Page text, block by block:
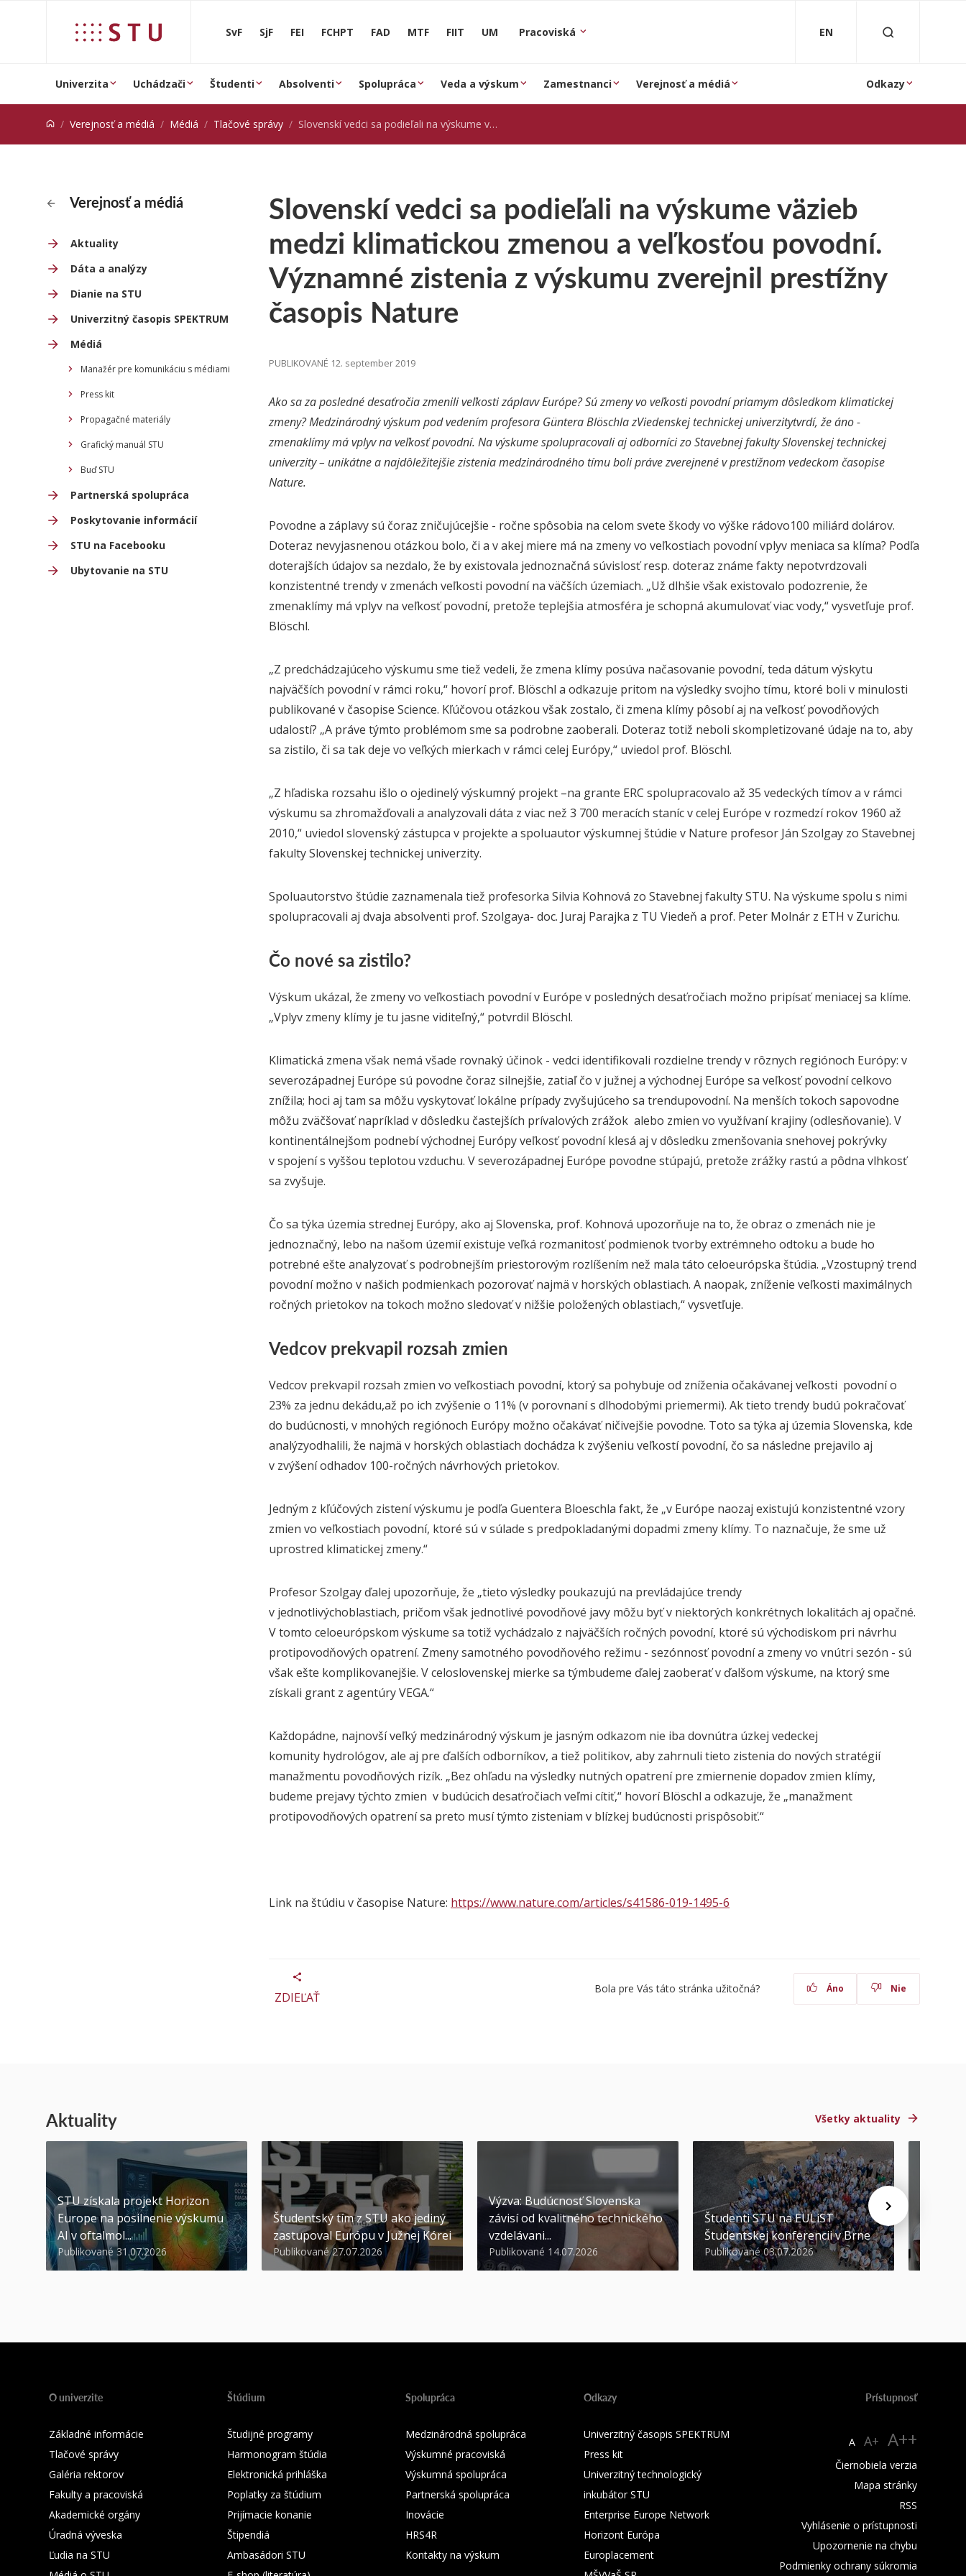
SvF SjF FEI FCHPT FAD MTF FIIT UM Pracoviská EN
Univerzita Uchádzači Študenti Absolventi Spolupráca Veda a výskum Zamestnanci Verejnosť a médiá Odkazy
Verejnosť a médiá Médiá Tlačové správy Slovenskí vedci sa podieľali na výskume väzieb medzi klimatickou zmenou a veľkosťou povodní. Významné zistenia z výskumu zverejnil prestížny časopis Nature
Verejnosť a médiá
Aktuality
Dáta a analýzy
Dianie na STU
Univerzitný časopis SPEKTRUM
Médiá
Manažér pre komunikáciu s médiami
Press kit
Propagačné materiály
Grafický manuál STU
Buď STU
Partnerská spolupráca
Poskytovanie informácií
STU na Facebooku
Ubytovanie na STU
Slovenskí vedci sa podieľali na výskume väzieb
medzi klimatickou zmenou a veľkosťou povodní.
Významné zistenia z výskumu zverejnil prestížny
časopis Nature
PUBLIKOVANÉ 12. september 2019
Ako saza posledné desaťročia zmenili veľkosti záplavv Európe?Sú zmeny vo veľkosti povodní priamym dôsledkom klimatickej
zmeny? Medzinárodný výskum pod vedením profesora Güntera Blöschla zViedenskej technickej univerzitytvrdí, že áno -
zmenaklímy má vplyv na veľkosť povodní. Na výskume spolupracovali aj odborníci zo Stavebnej fakulty Slovenskej technickej
univerzity – unikátne a najdôležitejšie zistenia medzinárodného tímu boli práve zverejnené v prestížnom vedeckom časopise
Nature.
Povodne a záplavy sú čoraz zničujúcejšie - ročne spôsobia na celom svete škody vo výške rádovo100 miliárd dolárov.
Doteraz nevyjasnenou otázkou bolo, či a v akej miere má na zmeny vo veľkostiach povodní vplyv meniaca sa klíma? Podľa
doterajších údajov sa nezdalo, že by existovala jednoznačná súvislosť resp. doteraz známe fakty nepotvrdzovali
konzistentné trendyv zmenách veľkosti povodní na väčších územiach. „Už dlhšie však existovalo podozrenie, že
zmenaklímy má vplyv na veľkosť povodní, pretože teplejšia atmosféra je schopná akumulovať viac vody,“ vysvetľuje prof.
Blöschl.
„Z predchádzajúceho výskumu sme tiež vedeli, že zmena klímy posúva načasovanie povodní, teda dátum výskytu
najväčších povodní v rámci roku,“ hovorí prof. Blöschl a odkazuje pritom na výsledkysvojho tímu, ktoré boli v minulosti
publikované v časopise Science. Kľúčovou otázkou však zostalo, či zmena klímy pôsobí aj na veľkosť povodňových
udalostí? „A práve týmto problémom sme sa podrobne zaoberali. Doteraz totiž neboli skompletizované údaje na to, aby
sa zistilo, či sa tak deje vo veľkých mierkach v rámci celej Európy,“ uviedol prof. Blöschl.
„Z hľadiska rozsahu išlo o ojedinelý výskumný projekt –na grante ERC spolupracovalo až 35 vedeckých tímov a v rámci
výskumu sa zhromažďovali a analyzovali dáta z viac než 3 700 meracích staníc v celej Európe v rozmedzí rokov 1960 až
2010,“ uviedol slovenský zástupca v projekte a spoluautor výskumnej štúdie v Nature profesor Ján Szolgay zo Stavebnej
fakulty Slovenskej technickej univerzity.
Spoluautorstvo štúdie zaznamenala tiež profesorka Silvia Kohnová zo Stavebnej fakulty STU. Na výskume spolu s nimi
spolupracovali aj dvaja absolventi prof. Szolgaya- doc. Juraj Parajka z TU Viedeň a prof. Peter Molnár z ETH v Zurichu.
Čo nové sa zistilo?
Výskum ukázal, že zmeny vo veľkostiach povodní v Európe v posledných desaťročiach možno pripísať meniacej sa klíme.
„Vplyv zmeny klímy je tu jasne viditeľný,“ potvrdil Blöschl.
Klimatická zmena však nemá všade rovnaký účinok - vedci identifikovali rozdielne trendy v rôznych regiónoch Európy: v
severozápadnej Európe sú povodne čoraz silnejšie, zatiaľ čo v južnej a východnej Európe sa veľkosť povodní celkovo
znížila; hoci aj tam sa môžu vyskytovať lokálne prípady zvyšujúceho sa trendupovodní. Na menších tokoch sapovodne
môžu zväčšovaťnapríklad v dôsledku častejších prívalových zrážok alebo zmien vo využívaní krajiny (odlesňovanie). V
kontinentálnejšom podnebí východnej Európy veľkosť povodní klesá aj v dôsledku zmenšovania snehovej pokrývky
v spojení s vyššou teplotou vzduchu. V severozápadnej Európe povodne stúpajú, pretože zrážky rastú a pôdna vlhkosť
sa zvyšuje.
Čo sa týka územia strednej Európy, ako aj Slovenska, prof. Kohnová upozorňuje na to, že obraz o zmenách nie je
jednoznačný, lebo na našom územií existuje veľká rozmanitosť podmienok tvorby extrémneho odtoku a bude ho
potrebné ešte analyzovať s podrobnejším priestorovým rozlíšením než mala táto celoeurópska štúdia. „Vzostupný trend
povodnímožno v našich podmienkach pozorovaťnajmä v horských oblastiach. A naopak, zníženie veľkosti maximálnych
ročných prietokov na tokoch možno sledovaťv nižšie položených oblastiach,“ vysvetľuje.
Vedcov prekvapil rozsah zmien
Vedcov prekvapil rozsah zmien vo veľkostiach povodní, ktorý sa pohybuje od zníženia očakávanej veľkosti povodní o
23% za jednu dekádu,až po ich zvýšenie o 11% (v porovnaní s dlhodobými priemermi). Ak tieto trendy budú pokračovať
do budúcnosti, v mnohých regiónoch Európy možno očakávať ničivejšie povodne. Toto sa týka aj územia Slovenska, kde
analýzyodhalili, že najmä v horských oblastiach dochádza k zvýšeniu veľkostí povodní, čo sa následne prejavilo aj
v zvýšení odhadov 100-ročných návrhových prietokov.
Jedným z kľúčových zistení výskumu je podľa Guentera Bloeschla fakt, že „v Európe naozaj existujú konzistentné vzory
zmien vo veľkostiach povodní, ktoré sú v súlade s predpokladanými dopadmi zmeny klímy. To naznačuje, že sme už
uprostred klimatickej zmeny.“
ProfesorSzolgay ďalej upozorňuje, že „tieto výsledky poukazujú na prevládajúce trendy
v jednotlivýchoblastiach, pričom však jednotlivé povodňové javy môžu byť v niektorých konkrétnych lokalitách aj opačné.
V tomto celoeurópskom výskume sa totiž vychádzalo z najväčších ročných povodní, ktoré sú východiskom pri návrhu
protipovodňových opatrení. Zmeny samotného povodňového režimu - sezónnosť povodní a zmeny vo vnútri sezón - sú
všakešte komplikovanejšie. V celoslovenskej mierke sa týmbudeme ďalej zaoberať v ďalšom výskume, na ktorý sme
získali grant z agentúryVEGA.“
Každopádne, najnovšíveľký medzinárodnývýskum je jasným odkazom nie iba dovnútra úzkej vedeckej
komunity hydrológov, ale aj pre ďalších odborníkov, a tiež politikov, aby zahrnuli tieto zistenia do nových stratégií
manažmentu povodňových rizík. „Bez ohľadu na výsledky nutných opatrení pre zmiernenie dopadov zmien klímy,
budeme prejavy týchto zmien v budúcich desaťročiach veľmi cítiť,“ hovorí Blöschl a odkazuje, že „manažment
protipovodňových opatrení sa preto musí týmto zisteniam v blízkej budúcnosti prispôsobiť.“
Link na štúdiu v časopise Nature: https://www.nature.com/articles/s41586-019-1495-6
ZDIEĽAŤ
Bola pre Vás táto stránka užitočná? Áno Nie
Aktuality Všetky aktuality
STU získala projekt Horizon
Europe na posilnenie výskumu
AI v oftalmol...
Publikované 31.07.2026
Študentský tím z STU ako jediný
zastupoval Európu v Južnej Kórei
Publikované 27.07.2026
Výzva: Budúcnosť Slovenska
závisí od kvalitného technického
vzdelávani...
Publikované 14.07.2026
Študenti STU na EULiST
Študentskej konferencii v Brne
Publikované 03.07.2026
O univerzite
Základné informácie
Tlačové správy
Galéria rektorov
Fakulty a pracoviská
Akademické orgány
Úradná výveska
Ľudia na STU
Štúdium
Študijné programy
Harmonogram štúdia
Elektronická prihláška
Poplatky za štúdium
Prijímacie konanie
Štipendiá
Ambasádori STU
Spolupráca
Medzinárodná spolupráca
Výskumné pracoviská
Výskumná spolupráca
Partnerská spolupráca
Inovácie
HRS4R
Kontakty na výskum
Odkazy
Univerzitný časopis SPEKTRUM
Press kit
Univerzitný technologický
inkubátor STU
Enterprise Europe Network
Horizont Európa
Europlacement
Prístupnosť
A A+ A++
Čiernobiela verzia
Mapa stránky
RSS
Vyhlásenie o prístupnosti
Upozornenie na chybu
Podmienky ochrany súkromia